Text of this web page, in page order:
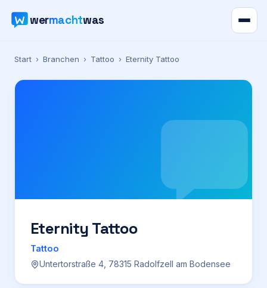
wermachtwas
Verzeichnis
Karte
Preise
Für Firmen
Start › Branchen › Tattoo › Eternity Tattoo
Eternity Tattoo
Tattoo
Untertorstraße 4, 78315 Radolfzell am Bodensee